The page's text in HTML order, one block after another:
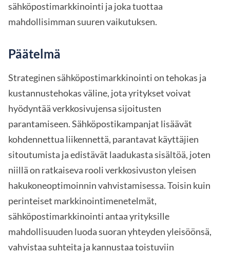
sähköpostimarkkinointi ja joka tuottaa
mahdollisimman suuren vaikutuksen.
Päätelmä
Strateginen sähköpostimarkkinointi on tehokas ja
kustannustehokas väline, jota yritykset voivat
hyödyntää verkkosivujensa sijoitusten
parantamiseen. Sähköpostikampanjat lisäävät
kohdennettua liikennettä, parantavat käyttäjien
sitoutumista ja edistävät laadukasta sisältöä, joten
niillä on ratkaiseva rooli verkkosivuston yleisen
hakukoneoptimoinnin vahvistamisessa. Toisin kuin
perinteiset markkinointimenetelmät,
sähköpostimarkkinointi antaa yrityksille
mahdollisuuden luoda suoran yhteyden yleisöönsä,
vahvistaa suhteita ja kannustaa toistuviin